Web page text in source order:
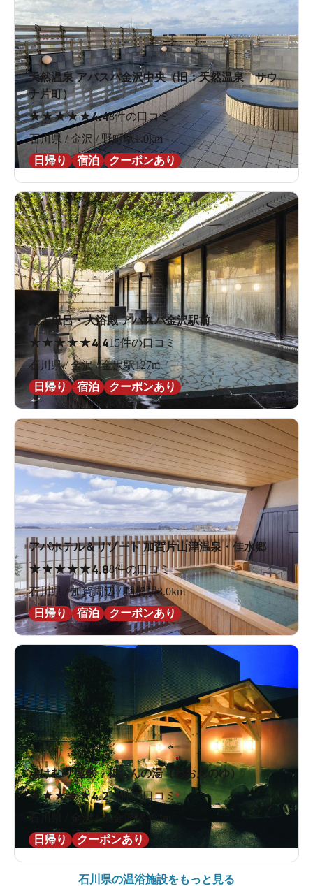
天然温泉 アパスパ金沢中央（旧：天然温泉 サウ
ナ片町）
★★★★★4.48件の口コミ
石川県 / 金沢 / 野町駅1.0km
日帰り
宿泊 クーポンあり
露天風呂・大浴殿 アパスパ金沢駅前
★ ★★★★4.415件の口コミ
石川県 / 金沢 / 金沢駅127m
日帰り
宿泊 クーポンあり
アパホテル＆リゾート 加賀片山津温泉・佳水郷
★★★★★4.88件の口コミ
石川県 / 加賀周辺 / 動橋駅3.0km
日帰り
宿泊 クーポンあり
湯けむり屋敷 和おんの湯（わおんのゆ）
★★★★★4.226件の口コミ
石川県 / 金沢 / 東金沢駅394m
日帰り
クーポンあり
石川県の温浴施設をもっと見る